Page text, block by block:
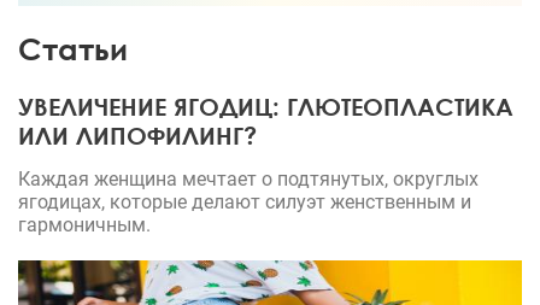
Статьи
УВЕЛИЧЕНИЕ ЯГОДИЦ: ГЛЮТЕОПЛАСТИКА
ИЛИ ЛИПОФИЛИНГ?
Каждая женщина мечтает о подтянутых, округлых
ягодицах, которые делают силуэт женственным и
гармоничным.